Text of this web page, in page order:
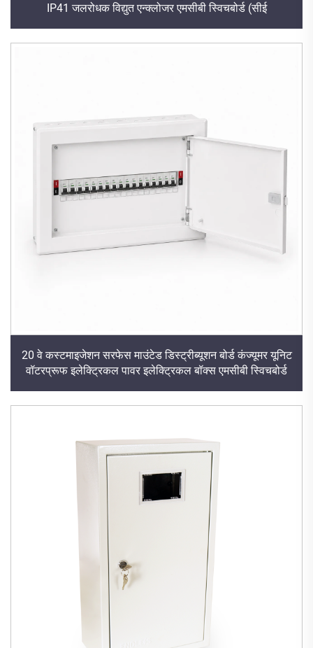
IP41 जलरोधक विद्युत एन्क्लोजर एमसीबी स्विचबोर्ड (सीई
20 वे कस्टमाइजेशन सरफेस माउंटेड डिस्ट्रीब्यूशन बोर्ड कंज्यूमर यूनिट
वॉटरप्रूफ इलेक्ट्रिकल पावर इलेक्ट्रिकल बॉक्स एमसीबी स्विचबोर्ड